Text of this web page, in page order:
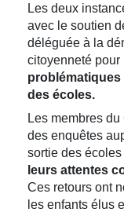
Les deux
avec le soutien
déléguée à la
citoyenneté pour
problématiques
des écoles.
Les membres
des enquêtes
sortie des
leurs attentes
Ces retours ont
les enfants élus